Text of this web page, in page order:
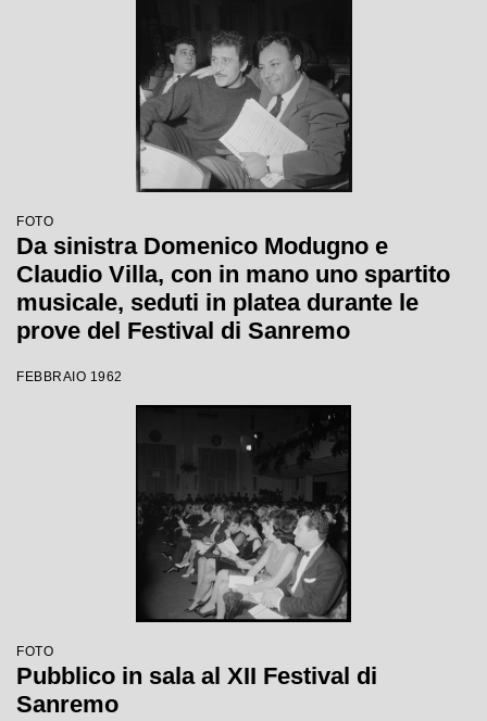
FOTO
Da sinistra Domenico Modugno e
Claudio Villa, con in mano uno spartito
musicale, seduti in platea durante le
prove del Festival di Sanremo
FEBBRAIO 1962
FOTO
Pubblico in sala al XII Festival di
Sanremo